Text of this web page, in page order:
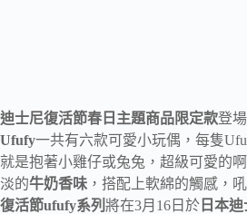
迪士尼復活節春日主題商品限定款登
Ufufy一共有六款可愛小玩偶，每隻
就是抱著小雞仔或兔兔，超級可愛的
淡的牛奶香味 ，搭配上軟綿的觸感，
復活節ufufy系列 將在3月16日於 日本